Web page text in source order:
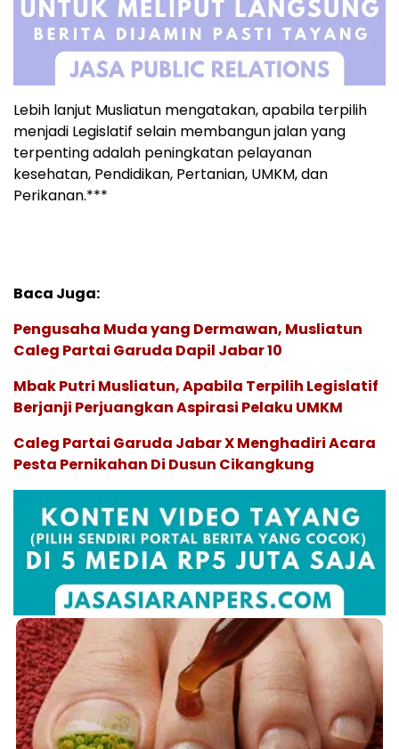
Lebih lanjut Musliatun mengatakan, apabila terpilih
menjadi Legislatif selain membangun jalan yang
terpenting adalah peningkatan pelayanan
kesehatan, Pendidikan, Pertanian, UMKM, dan
Perikanan.***
Baca Juga:
Pengusaha Muda yang Dermawan, Musliatun
Caleg Partai Garuda Dapil Jabar 10
Mbak Putri Musliatun, Apabila Terpilih Legislatif
Berjanji Perjuangkan Aspirasi Pelaku UMKM
Caleg Partai Garuda Jabar X Menghadiri Acara
Pesta Pernikahan Di Dusun Cikangkung